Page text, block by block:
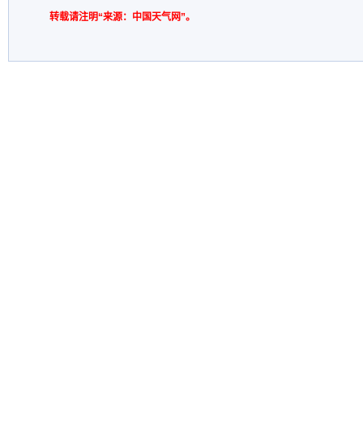
转载请注明“来源：中国天气网”。